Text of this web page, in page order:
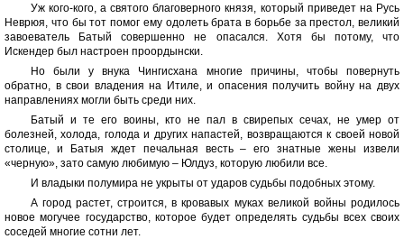
Уж кого-кого, а святого благоверного князя, который приведет на Русь
Неврюя, что бы тот помог ему одолеть брата в борьбе за престол, великий
завоеватель Батый совершенно не опасался. Хотя бы потому, что
Искендер был настроен проордынски.
Но были у внука Чингисхана многие причины, чтобы повернуть
обратно, в свои владения на Итиле, и опасения получить войну на двух
направлениях могли быть среди них.
Батый и те его воины, кто не пал в свирепых сечах, не умер от
болезней, холода, голода и других напастей, возвращаются к своей новой
столице, и Батыя ждет печальная весть – его знатные жены извели
«черную», зато самую любимую – Юлдуз, которую любили все.
И владыки полумира не укрыты от ударов судьбы подобных этому.
А город растет, строится, в кровавых муках великой войны родилось
новое могучее государство, которое будет определять судьбы всех своих
соседей многие сотни лет.